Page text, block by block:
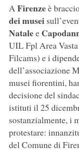
AFirenzeè
dei musei
Natalee
UIL Fpl Area
Filcams) e i
dell’associazione
musei fiorentini,
decisione del
istituti il 25
sostanzialmente, i
protestare:
del Comune di